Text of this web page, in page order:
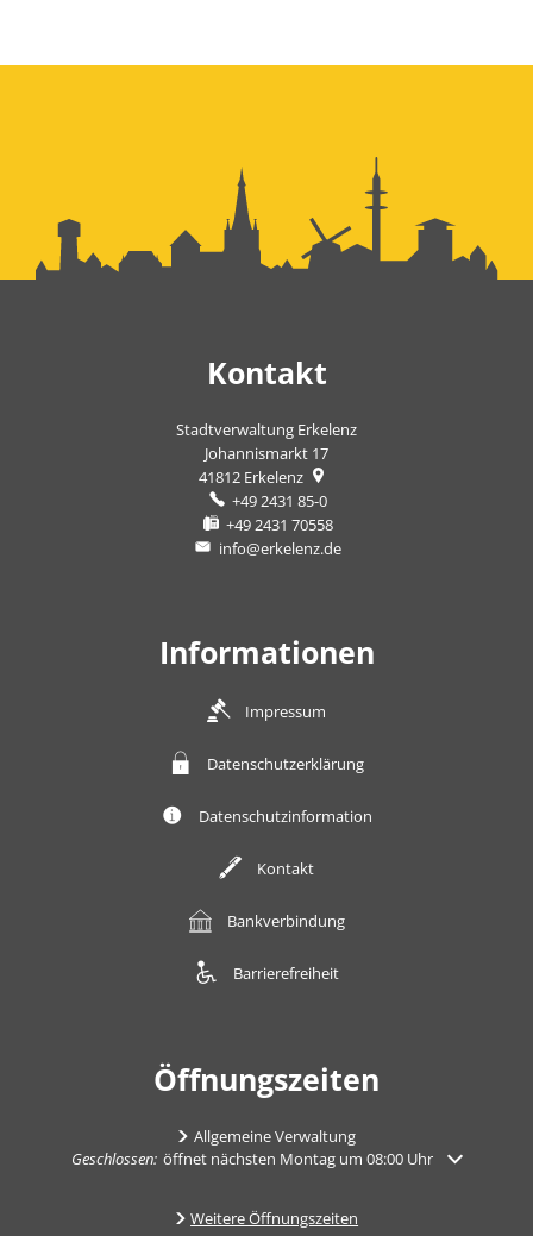
Kontakt
Stadtverwaltung Erkelenz
Johannismarkt 17
41812 Erkelenz
+49 2431 85-0
+49 2431 70558
info@erkelenz.de
Informationen
Impressum
Datenschutzerklärung
Datenschutzinformation
Kontakt
Bankverbindung
Barrierefreiheit
Öffnungszeiten
Allgemeine Verwaltung
Klicken, um weitere Öffnungs- oder Schließzeiten auszublenden
Geschlossen: öffnet nächsten Montag um 08:00 Uhr
Weitere Öffnungszeiten